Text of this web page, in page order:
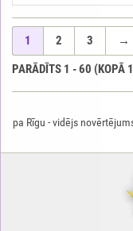
1 2 3
→
PARĀDĪTS 1 -60 (KOPĀ
pa Rīgu -vidējs